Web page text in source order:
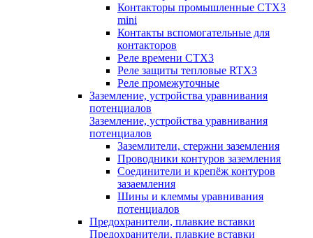
Контакторы промышленные CTX3
mini
Контакты вспомогательные для
контакторов
Реле времени CTX3
Реле защиты тепловые RTX3
Реле промежуточные
Заземление, устройства уравнивания
потенциалов
Заземление, устройства уравнивания
потенциалов
Заземлители, стержни заземления
Проводники контуров заземления
Соединители и крепёж контуров
зазаемления
Шины и клеммы уравнивания
потенциалов
Предохранители, плавкие вставки
Предохранители, плавкие вставки